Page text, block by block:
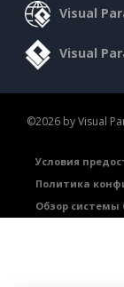
Visual
Visual
©2026 by Visual
Условия
Политика
Обзор системы